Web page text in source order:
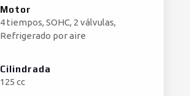
Motor
4 tiempos, SOHC, 2 válvulas,
Refrigerado por aire
Cilindrada
125 cc